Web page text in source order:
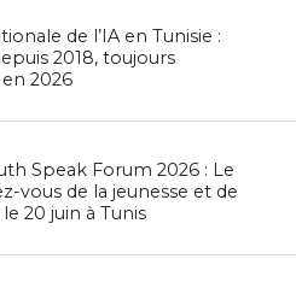
de l’IA en Tunisie :
2018, toujours
2026
Speak Forum 2026 : Le
vous de la jeunesse et de
20 juin à Tunis